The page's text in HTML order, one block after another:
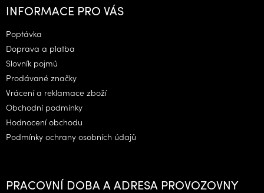
INFORMACE PRO VÁS
Poptávka
Doprava a platba
Slovník pojmů
Prodávané značky
Vrácení a reklamace zboží
Obchodní podmínky
Hodnocení obchodu
Podmínky ochrany osobních údajů
PRACOVNÍ DOBA A ADRESA PROVOZOVNY